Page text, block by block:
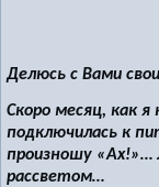
Делюсь с Вами
Скоро месяц, как
подключилась к
произношу «Ах!»…
рассветом…